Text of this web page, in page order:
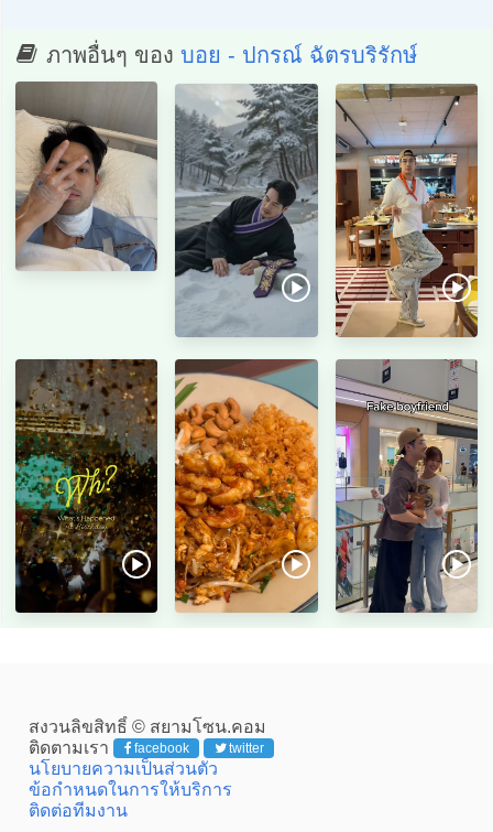
ภาพอื่นๆ ของ บอย - ปกรณ์ ฉัตรบริรักษ์
สงวนลิขสิทธิ์ © สยามโซน.คอม
ติดตามเรา
facebook twitter
นโยบายความเป็นส่วนตัว
ข้อกำหนดในการให้บริการ
ติดต่อทีมงาน